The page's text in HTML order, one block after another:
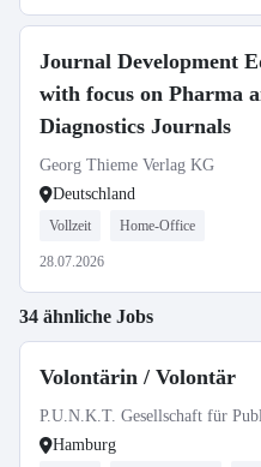
Journal Development
with focus on Pharma
Diagnostics Journals
Georg Thieme Verlag KG
Deutschland
Vollzeit Home-Office
28.07.2026
34 ähnliche Jobs
Volontärin / Volontär
P.U.N.K.T. Gesellschaft für
Hamburg